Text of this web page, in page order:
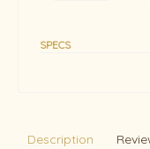
SPECS
Description